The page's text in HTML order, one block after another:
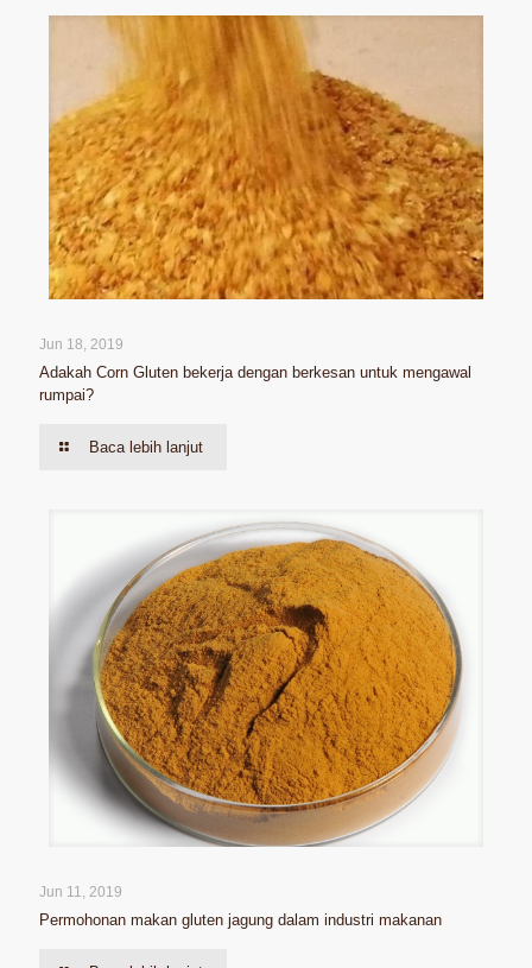
Jun 18, 2019
Adakah Corn Gluten bekerja dengan berkesan untuk mengawal
rumpai?
Baca lebih lanjut
Jun 11, 2019
Permohonan makan gluten jagung dalam industri makanan